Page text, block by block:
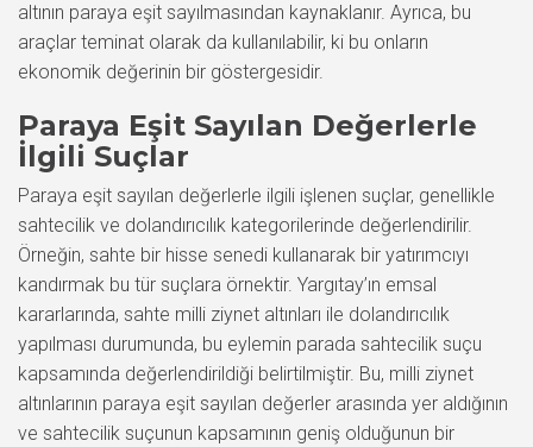
altının paraya eşit sayılmasından kaynaklanır. Ayrıca, bu
araçlar teminat olarak da kullanılabilir, ki bu onların
ekonomik değerinin bir göstergesidir.
Paraya Eşit Sayılan Değerlerle
İlgili Suçlar
Paraya eşit sayılan değerlerle ilgili işlenen suçlar, genellikle
sahtecilik ve dolandırıcılık kategorilerinde değerlendirilir.
Örneğin, sahte bir hisse senedi kullanarak bir yatırımcıyı
kandırmak bu tür suçlara örnektir. Yargıtay’ın emsal
kararlarında, sahte milli ziynet altınları ile dolandırıcılık
yapılması durumunda, bu eylemin parada sahtecilik suçu
kapsamında değerlendirildiği belirtilmiştir. Bu, milli ziynet
altınlarının paraya eşit sayılan değerler arasında yer aldığının
ve sahtecilik suçunun kapsamının geniş olduğunun bir